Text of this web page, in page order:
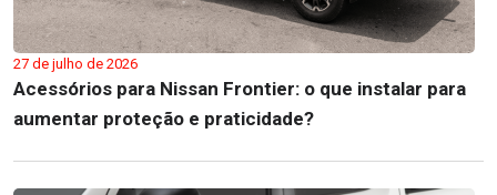
27 de julho de 2026
Acessórios para Nissan Frontier: o que instalar para
aumentar proteção e praticidade?